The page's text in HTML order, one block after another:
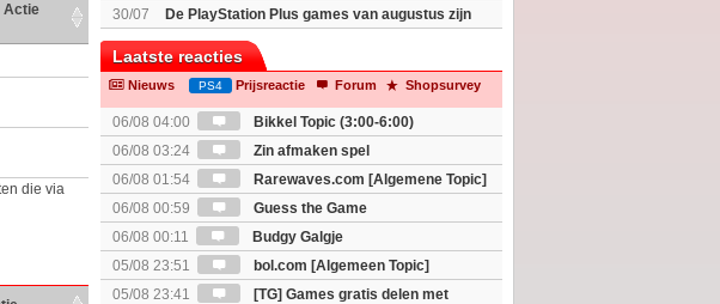
Actie
die via
30/07
De PlayStation Plus games van augustus zijn
Laatste reacties
Nieuws PS4 Prijsreactie Forum Shopsurvey
06/08 04:00
Bikkel Topic (3:00-6:00)
06/08 03:24
Zin afmaken spel
06/08 01:54
Rarewaves.com [Algemene Topic]
06/08 00:59
Guess the Game
06/08 00:11
Budgy Galgje
05/08 23:51
bol.com [Algemeen Topic]
05/08 23:41
[TG] Games gratis delen met